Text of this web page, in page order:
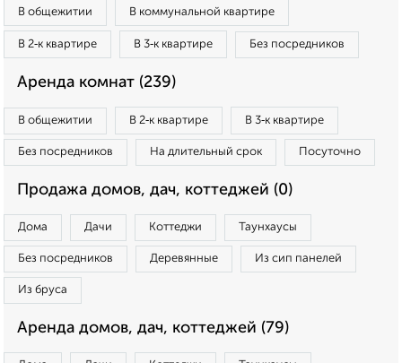
В общежитии В коммунальной квартире
В 2‑к квартире В 3‑к квартире Без посредников
Аренда комнат (239)
В общежитии В 2‑к квартире В 3‑к квартире
Без посредников На длительный срок Посуточно
Продажа домов, дач, коттеджей (0)
Дома Дачи Коттеджи Таунхаусы
Без посредников Деревянные Из сип панелей
Из бруса
Аренда домов, дач, коттеджей (79)